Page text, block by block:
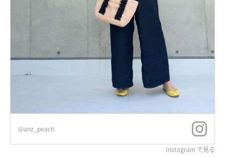
@anz_peach
Instagram で見る